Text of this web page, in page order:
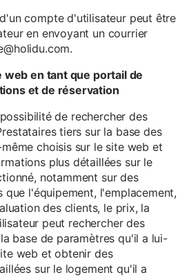
compte d'utilisateur peut être
en envoyant un courrier
web en tant que portail de
et de réservation
de rechercher des
tiers sur la base des
choisis sur le site web et
plus détaillées sur le
notamment sur des
que l'équipement, l'emplacement,
des clients, le prix, la
peut rechercher des
base de paramètres qu'il a lui-
web et obtenir des
sur le logement qu'il a